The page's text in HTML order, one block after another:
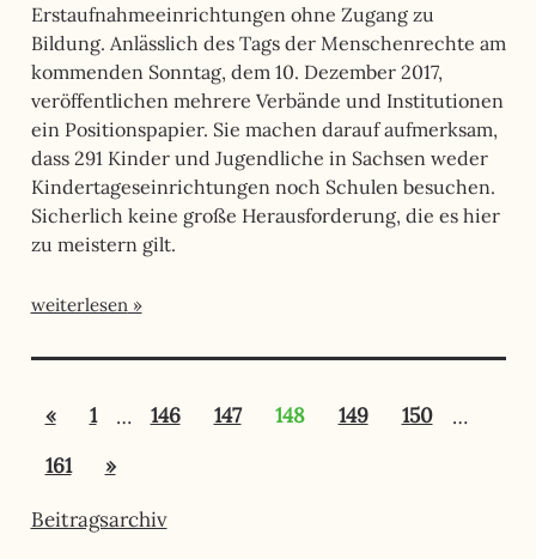
Erstaufnahmeeinrichtungen ohne Zugang zu
Bildung. Anlässlich des Tags der Menschenrechte am
kommenden Sonntag, dem 10. Dezember 2017,
veröffentlichen mehrere Verbände und Institutionen
ein Positionspapier. Sie machen darauf aufmerksam,
dass 291 Kinder und Jugendliche in Sachsen weder
Kindertageseinrichtungen noch Schulen besuchen.
Sicherlich keine große Herausforderung, die es hier
zu meistern gilt.
weiterlesen
Seitennummerierung
Beiträge
«Vorherige
1 … 146 147 148 149 150
…
161
Nächste
»
Beitragsarchiv